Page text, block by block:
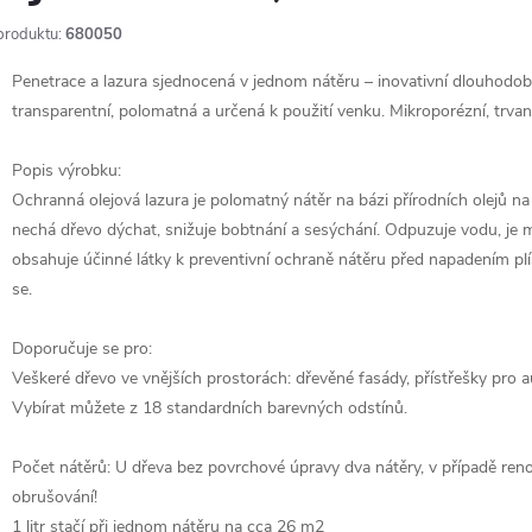
680050
Penetrace a lazura sjednocená v jednom nátěru – inovativní
transparentní, polomatná a určená k použití venku. Mikroporézní,
Popis výrobku:
Ochranná olejová lazura je polomatný nátěr na bázi přírodních olejů
nechá dřevo dýchat, snižuje bobtnání a sesýchání. Odpuzuje vodu,
obsahuje účinné látky k preventivní ochraně nátěru před napadením
se.
Doporučuje se pro:
Veškeré dřevo ve vnějších prostorách: dřevěné fasády, přístřešky pro
Vybírat můžete z 18 standardních barevných odstínů.
Počet nátěrů: U dřeva bez povrchové úpravy dva nátěry, v případě
obrušování!
1 litr stačí při jednom nátěru na cca 26 m2